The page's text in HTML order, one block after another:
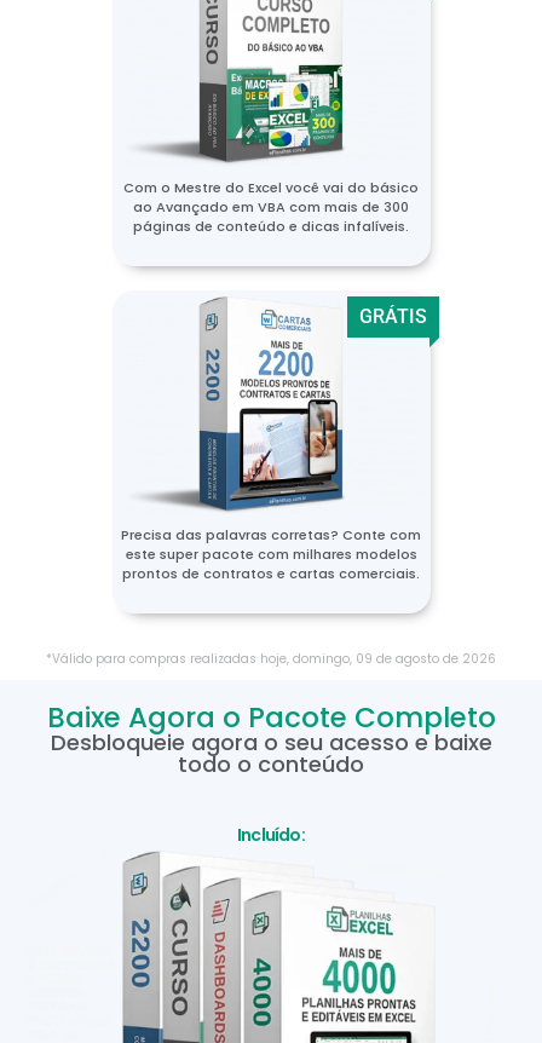
Com o Mestre do Excel você vai do básico
ao Avançado em VBA com mais de 300
páginas de conteúdo e dicas infalíveis.
GRÁTIS
Precisa das palavras corretas? Conte com
este super pacote com milhares modelos
prontos de contratos e cartas comerciais.
*Válido para compras realizadas hoje, domingo, 09 de agosto de 2026
Baixe Agora o Pacote Completo
Desbloqueie agora o seu acesso e baixe
todo o conteúdo
Incluído: